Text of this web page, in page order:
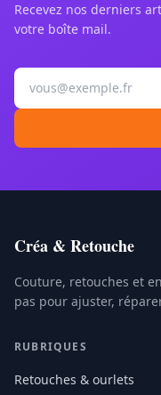
Recevez nos derniers
votre boîte mail.
Votre adresse e-mail
Créa & Retouche
Couture, retouches et
pas pour ajuster,
RUBRIQUES
Retouches & ourlets